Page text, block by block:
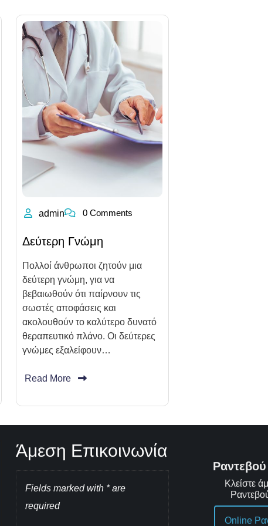
admin 0 Comments
Δεύτερη Γνώμη
Πολλοί άνθρωποι ζητούν μια
δεύτερη γνώμη, για να
βεβαιωθούν ότι παίρνουν τις
σωστές αποφάσεις και
ακολουθούν το καλύτερο δυνατό
θεραπευτικό πλάνο. Οι δεύτερες
γνώμες εξαλείφουν…
Read More
Άμεση Επικοινωνία
Fields marked with * are
required
Κλείστε
Online